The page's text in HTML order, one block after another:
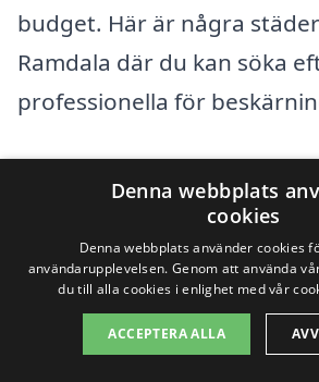
budget. Här är några
Ramdala där du kan söka
professionella för
Asarum
Rödeby
Denna webbplats
cookies
Denna webbplats använder cookies
användarupplevelsen. Genom att använda
du till alla cookies i enlighet med vår
ACCEPTERA ALLA